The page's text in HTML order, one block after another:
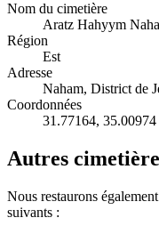
Nom du cimetière
Aratz Hahyym
Région
Est
Adresse
Naham, District de
Coordonnées
31.77164, 35.00974
Autres
Nous restaurons
suivants :